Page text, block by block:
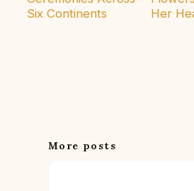
Six Continents
Her
More posts